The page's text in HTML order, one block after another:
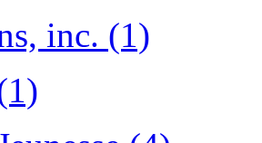
inc. (1)